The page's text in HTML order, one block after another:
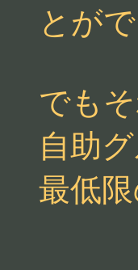
とが
でも
自助
最低